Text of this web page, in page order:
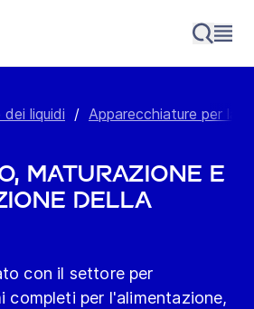
liquidi / Apparecchiature per la
maturazione e
della
con il settore per
completi per l'alimentazione,